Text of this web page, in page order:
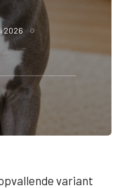
2026
variant